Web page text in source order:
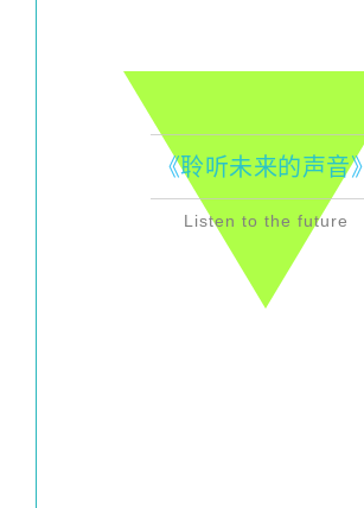
《聆听未来的声音》
Listen to the future